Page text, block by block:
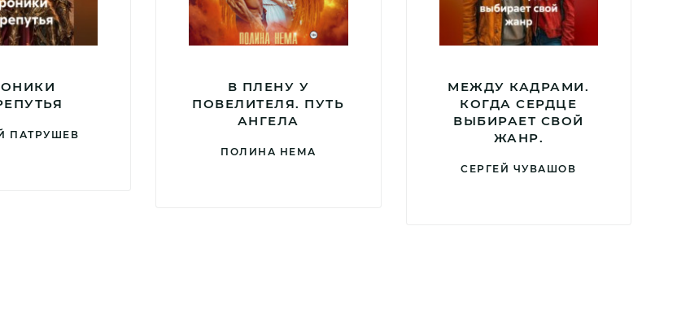
ПАТРУШЕВ
В ПЛЕНУ У
ПОВЕЛИТЕЛЯ. ПУТЬ
АНГЕЛА
ПОЛИНА НЕМА
МЕЖДУ КАДРАМИ.
КОГДА СЕРДЦЕ
ВЫБИРАЕТ СВОЙ
ЖАНР.
СЕРГЕЙ ЧУВАШОВ